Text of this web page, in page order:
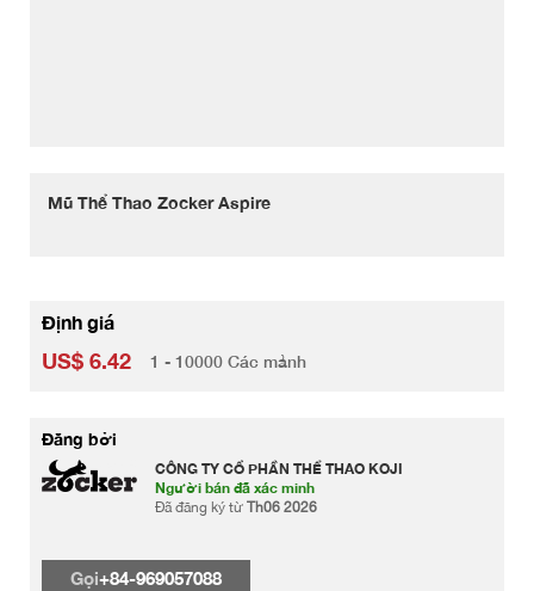
Mũ Thể Thao Zocker Aspire
Định giá
US$ 6.42 1 - 10000 Các mảnh
Đăng bởi
CÔNG TY CỔ PHẦN THỂ THAO KOJI
Người bán đã xác minh
Đã đăng ký từ Th06 2026
Gọi+84-969057088